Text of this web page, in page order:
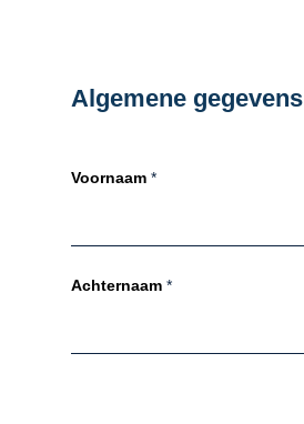
Algemene gegevens
Voornaam *
Achternaam *